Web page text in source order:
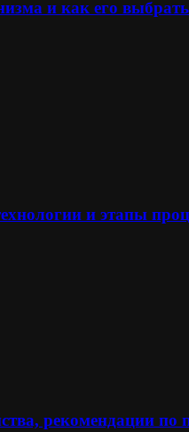
и как его
и этапы
рекомендации по